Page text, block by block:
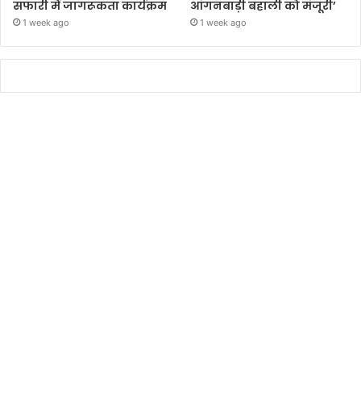
सफारी में जागरूकता कार्यक्रम
1 week ago
आंगनबाड़ी बहाली को मंजूरी’
1 week ago